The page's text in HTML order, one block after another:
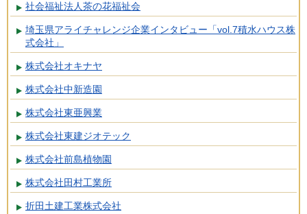
社会福祉法人茶の花福祉会
埼玉県アライチャレンジ企業インタビュー「vol.7積水ハウス株
式会社」
株式会社オキナヤ
株式会社中新造園
株式会社東亜興業
株式会社東建ジオテック
株式会社前島植物園
株式会社田村工業所
折田土建工業株式会社